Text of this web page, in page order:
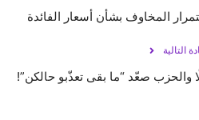
المخاوف بشأن أسعار الفائدة
التالية
والحزب صعّد “ما بقى تعذّبو حالكن”!